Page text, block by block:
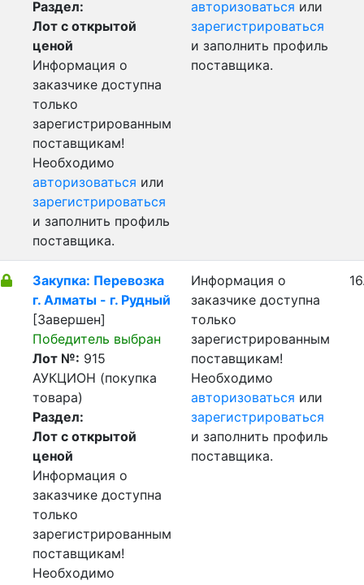
Раздел:
Лот с открытой
ценой
Информация о
заказчике доступна
только
зарегистрированным
поставщикам!
Необходимо
авторизоваться или
зарегистрироваться
и заполнить профиль
поставщика.
авторизоваться или
зарегистрироваться
и заполнить профиль
поставщика.
Закупка: Перевозка
г. Алматы - г. Рудный
[Завершен]
Победитель выбран
Лот №: 915
АУКЦИОН (покупка
товара)
Раздел:
Лот с открытой
ценой
Информация о
заказчике доступна
только
зарегистрированным
поставщикам!
Необходимо
Информация о
заказчике доступна
только
зарегистрированным
поставщикам!
Необходимо
авторизоваться или
зарегистрироваться
и заполнить профиль
поставщика.